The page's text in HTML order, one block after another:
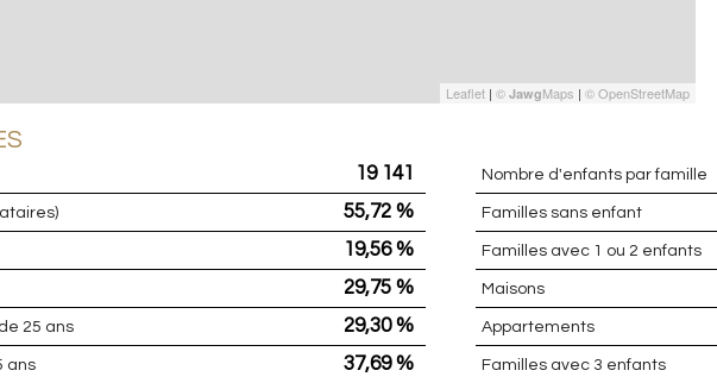
Leaflet | © JawgMaps | © OpenStreetMap
19 141
55,72 %
19,56 %
29,75 %
25 ans 29,30 %
ans 37,69 %
Nombre d'enfants par famille
Familles sans enfant
Familles avec 1 ou 2 enfants
Maisons
Appartements
Familles avec 3 enfants